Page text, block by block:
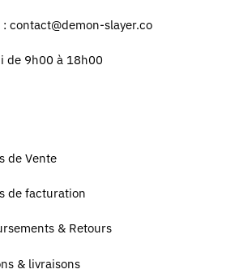
contact@demon-slayer.co
de 9h00 à 18h00
de Vente
de facturation
& Retours
& livraisons